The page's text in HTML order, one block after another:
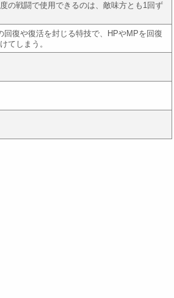
の戦闘で使用できるのは、敵味方とも1回ず
復や復活を封じる特技で、HPやMPを回復
てしまう。